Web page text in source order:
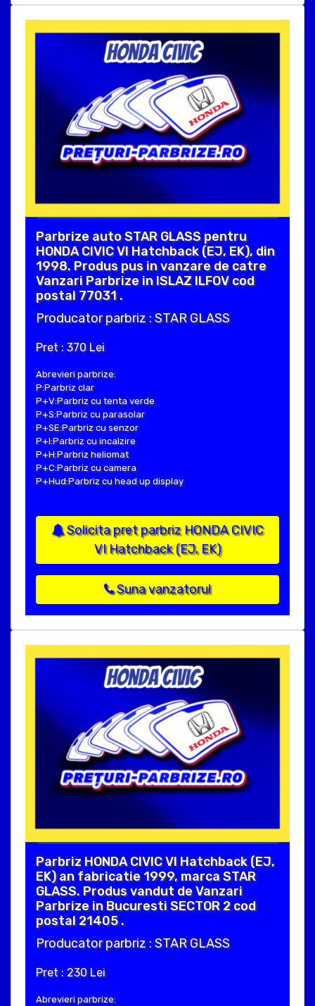
Parbrize auto STAR GLASS pentru
HONDA CIVIC VI Hatchback (EJ, EK), din
1998. Produs pus in vanzare de catre
Vanzari Parbrize in ISLAZ ILFOV cod
postal 77031 .
Producator parbriz : STAR GLASS
Pret : 370 Lei
Abrevieri parbrize:
P:Parbriz clar
P+V:Parbriz cu tenta verde
P+S:Parbriz cu parasolar
P+SE:Parbriz cu senzor
P+I:Parbriz cu incalzire
P+H:Parbriz heliomat
P+C:Parbriz cu camera
P+Hud:Parbriz cu head up display
Solicita pret parbriz HONDA CIVIC
VI Hatchback (EJ, EK)
Suna vanzatorul
Parbriz HONDA CIVIC VI Hatchback (EJ,
EK) an fabricatie 1999, marca STAR
GLASS. Produs vandut de Vanzari
Parbrize in Bucuresti SECTOR 2 cod
postal 21405 .
Producator parbriz : STAR GLASS
Pret : 230 Lei
Abrevieri parbrize: